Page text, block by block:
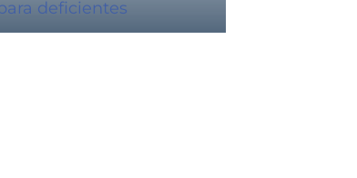
deficientes